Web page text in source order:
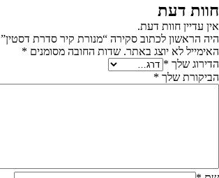
חוות דעת
אין עדיין חוות דעת.
היה הראשון לכתוב סקירה “מנורת קיר סדרת דסטין”
האימייל לא יוצג באתר. שדות החובה מסומנים *
הדירוג שלך *
הביקורת שלך *